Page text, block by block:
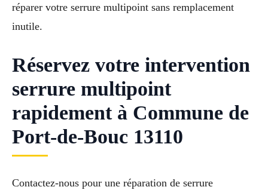
réparer votre serrure multipoint sans remplacement
inutile.
Réservez votre intervention
serrure multipoint
rapidement à Commune de
Port-de-Bouc 13110
Contactez-nous pour une réparation de serrure